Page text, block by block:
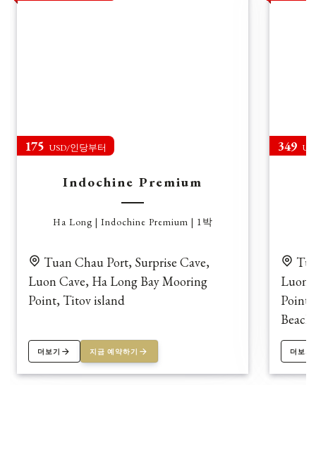
175 USD/인당부터
Indochine Premium
Ha Long | Indochine Premium | 1박
Tuan Chau Port, Surprise Cave,
Luon Cave, Ha Long Bay Mooring
Point, Titov island
더보기 지금 예약하기
349
Luon
Point,
더보기